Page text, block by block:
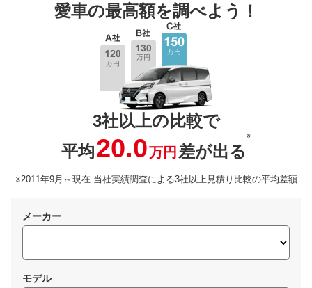
愛車の最高額を調べよう！
3社以上の比較で
平均20.0万円 差が出る
※
※2011年9月～現在 当社実績調査による3社以上見積り比較の平均差額
メーカー
モデル